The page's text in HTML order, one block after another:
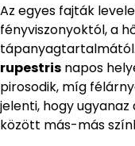
Az egyes fajták
fényviszonyoktól, a
rupestris napos
pirosodik, míg
jelenti, hogy
között más-más